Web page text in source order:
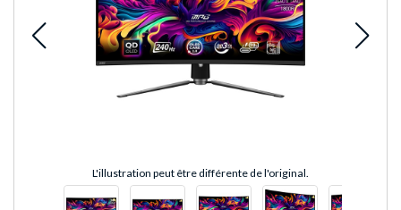
L'illustration peut être différente de l'original.